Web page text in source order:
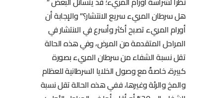
هل سرطان المريء سريع الانتشار؟” والإجابة أن
أورام المريء تصبح أكثر وأسرع في الانتشار في
المراحل المتقدمة من المرض، وفي هذه الحالة
تقل نسبة الشفاء من سرطان المريء بصورة
كبيرة، خاصةً مع وصول الخلايا السرطانية للعظام
والمخ والرئة وغيرها، ففي هذه الحالة تقل نسبة